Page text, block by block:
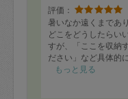
評価：
暑いなか遠くまであ
どこをどうしたらい
すが、「ここを収納
ださい」など具体的
ていただけて助かり
午前午後ともにゴ
もっと見る